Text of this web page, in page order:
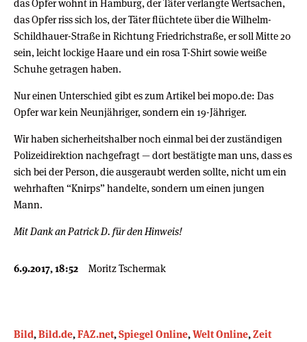
das Opfer wohnt in Hamburg, der Täter verlangte Wertsachen,
das Opfer riss sich los, der Täter flüchtete über die Wilhelm-
Schildhauer-Straße in Richtung Friedrichstraße, er soll Mitte 20
sein, leicht lockige Haare und ein rosa T-Shirt sowie weiße
Schuhe getragen haben.
Nur einen Unterschied gibt es zum Artikel bei mopo.de: Das
Opfer war kein Neunjähriger, sondern ein 19-Jähriger.
Wir haben sicherheitshalber noch einmal bei der zuständigen
Polizeidirektion nachgefragt — dort bestätigte man uns, dass es
sich bei der Person, die ausgeraubt werden sollte, nicht um ein
wehrhaften “Knirps” handelte, sondern um einen jungen
Mann.
Mit Dank an Patrick D. für den Hinweis!
6.9.2017, 18:52 Moritz Tschermak
Bild,Bild.de,FAZ.net,Spiegel Online,Welt Online,Zeit